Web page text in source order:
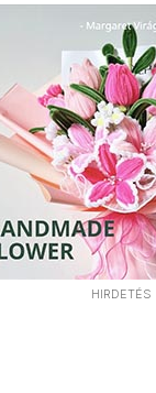
HIRDETÉS